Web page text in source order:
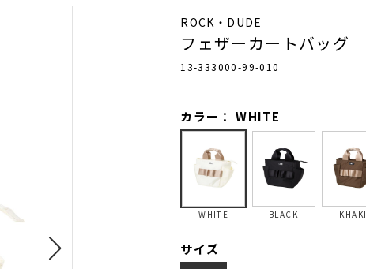
ROCK・DUDE
フェザーカートバッグ
13-333000-99-010
カラー： WHITE
WHITE BLACK KHAKI
サイズ